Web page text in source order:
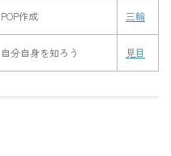
POP作成 三輪
自分自身を知ろう 見目